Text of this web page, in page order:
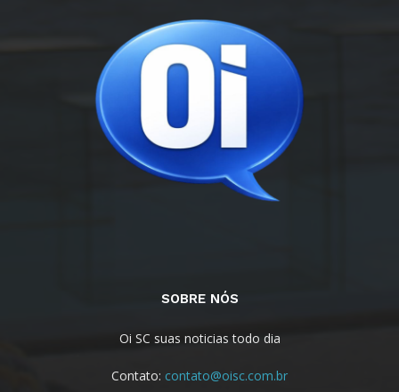
SOBRE NÓS
Oi SC suas noticias todo dia
Contato: contato@oisc.com.br